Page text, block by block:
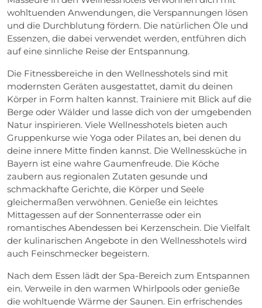
wohltuenden Anwendungen, die Verspannungen lösen
und die Durchblutung fördern. Die natürlichen Öle und
Essenzen, die dabei verwendet werden, entführen dich
auf eine sinnliche Reise der Entspannung.
Die Fitnessbereiche in den Wellnesshotels sind mit
modernsten Geräten ausgestattet, damit du deinen
Körper in Form halten kannst. Trainiere mit Blick auf die
Berge oder Wälder und lasse dich von der umgebenden
Natur inspirieren. Viele Wellnesshotels bieten auch
Gruppenkurse wie Yoga oder Pilates an, bei denen du
deine innere Mitte finden kannst. Die Wellnessküche in
Bayern ist eine wahre Gaumenfreude. Die Köche
zaubern aus regionalen Zutaten gesunde und
schmackhafte Gerichte, die Körper und Seele
gleichermaßen verwöhnen. Genieße ein leichtes
Mittagessen auf der Sonnenterrasse oder ein
romantisches Abendessen bei Kerzenschein. Die Vielfalt
der kulinarischen Angebote in den Wellnesshotels wird
auch Feinschmecker begeistern.
Nach dem Essen lädt der Spa-Bereich zum Entspannen
ein. Verweile in den warmen Whirlpools oder genieße
die wohltuende Wärme der Saunen. Ein erfrischendes